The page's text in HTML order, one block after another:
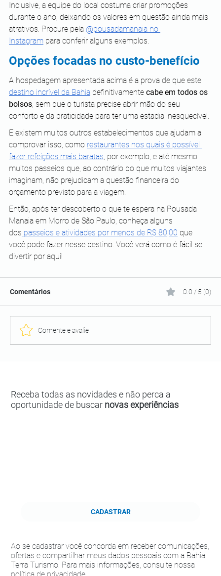
Inclusive, a equipe do local costuma criar promoções
durante o ano, deixando os valores em questão ainda mais
atrativos. Procure pela @pousadamanaia no
Instagram para conferir alguns exemplos.
Opções focadas no custo-benefício
A hospedagem apresentada acima é a prova de que este
destino incrível da Bahia definitivamente cabe em todos os
bolsos, sem que o turista precise abrir mão do seu
conforto e da praticidade para ter uma estadia inesquecível.
E existem muitos outros estabelecimentos que ajudam a
comprovar isso, como restaurantes nos quais é possível
fazer refeições mais baratas, por exemplo, e até mesmo
muitos passeios que, ao contrário do que muitos viajantes
imaginam, não prejudicam a questão financeira do
orçamento previsto para a viagem.
Então, após ter descoberto o que te espera na Pousada
Manaia em Morro de São Paulo, conheça alguns
dos passeios e atividades por menos de R$ 80,00 que
você pode fazer nesse destino. Você verá como é fácil se
divertir por aqui!
Comentários 0.0 / 5 (0)
Comente e avalie
Receba todas as novidades e não perca a
oportunidade de buscar novas experiências
CADASTRAR
Ao se cadastrar você concorda em receber comunicações,
ofertas e compartilhar meus dados pessoais com a Bahia
Terra Turismo. Para mais informações, consulte nossa